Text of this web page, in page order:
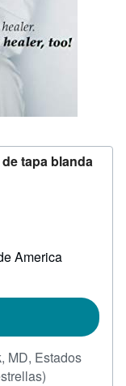
tapa blanda
America
MD, Estados